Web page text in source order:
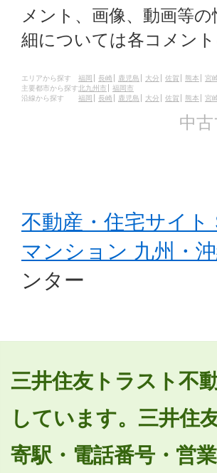
メント、画像、動画等
細については各コメン
エリアから探す 福岡 長崎 鹿児島 大分 佐賀 熊本 宮
主要都市から探す北九州市
福岡市
沿線から探す
福岡 長崎 鹿児島 大分 佐賀 熊本 宮
中
不動産・住宅サイ
マンション 九州・
ンター
三井住友トラスト不
しています。三井住
寄駅・電話番号・営